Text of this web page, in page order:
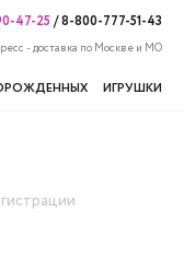
47-25/8-800-777-51-43
- доставка по Москве и МО
ИГРУШКИ